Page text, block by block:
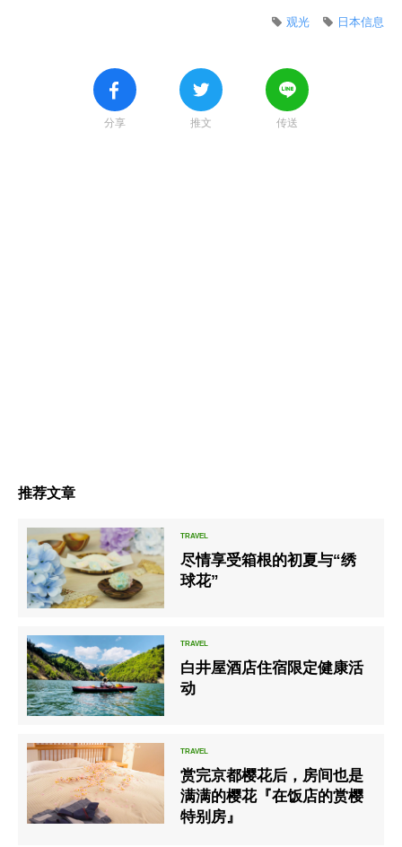
日本信息
观光
分享 推文 传送
推荐文章
尽情享受箱根的初夏与“绣
球花”
白井屋酒店住宿限定健康活
动
赏完京都樱花后，房间也是
满满的樱花『在饭店的赏樱
特别房』